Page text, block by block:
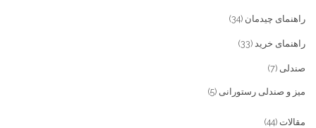
خدمات
تماس با ما
سوالات متداول
پیش پرداخت
راهنمای چیدمان (34)
راهنمای خرید (33)
صندلی (7)
میز و صندلی رستورانی (5)
مقالات (44)